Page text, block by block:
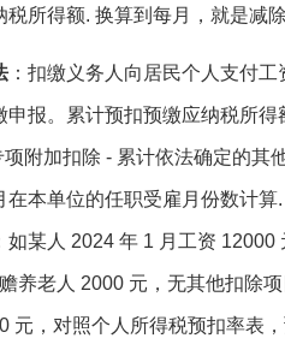
税所得额. 换算到每月，就是减
：扣缴义务人向居民个人支付
申报。累计预扣预缴应纳税所
项附加扣除 - 累计依法确定的其
在本单位的任职受雇月份数计算.
如某人 2024 年 1 月工资
养老人 2000 元，无其他扣除
元，对照个人所得税预扣率表